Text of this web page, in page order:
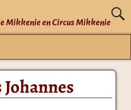
Mikkenie en Circus Mikkenie